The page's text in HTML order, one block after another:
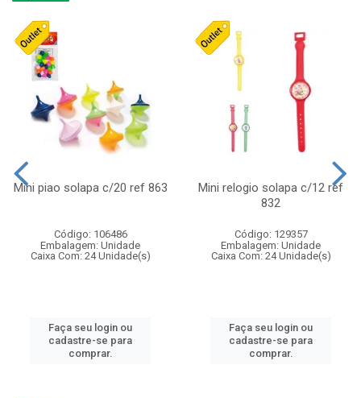
Mini piao solapa c/20 ref 863
Código: 106486
Embalagem: Unidade
Caixa Com: 24 Unidade(s)
Faça seu login ou
cadastre-se para
comprar.
Mini relogio solapa c/12 ref
832
Código: 129357
Embalagem: Unidade
Caixa Com: 24 Unidade(s)
Faça seu login ou
cadastre-se para
comprar.